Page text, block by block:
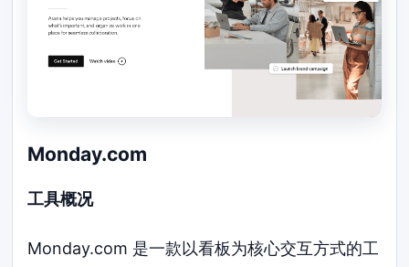
Monday.com
工具概况
Monday.com 是一款以看板为核心交互方式的工